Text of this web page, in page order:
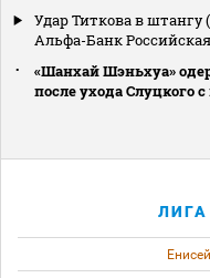
Удар Титкова в штангу
Альфа-Банк
«Шанхай Шэньхуа»
после ухода Слуцкого
ЛИГА
Енисей